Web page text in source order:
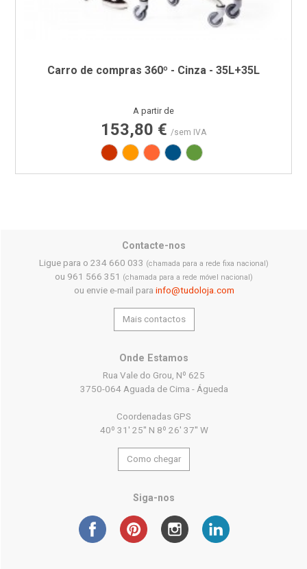
Carro de compras 360º - Cinza - 35L+35L
Preço
A partir de
153,80 € /sem IVA
Vermelho RAL3020
Amarelo RAL1003
Laranja RAL2008
Azul RAL5005
Verde RAL6018
Contacte-nos
Ligue para o 234 660 033 (chamada para a rede fixa nacional)
ou 961 566 351 (chamada para a rede móvel nacional)
ou envie e-mail para info@tudoloja.com
Mais contactos
Onde Estamos
Rua Vale do Grou, Nº 625
3750-064 Aguada de Cima - Águeda
Coordenadas GPS
40º 31' 25'' N 8º 26' 37'' W
Como chegar
Siga-nos